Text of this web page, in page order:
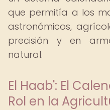
que permitía a los
astronómicos,
precisión y en
natural.
El Haab': El
Rol en la